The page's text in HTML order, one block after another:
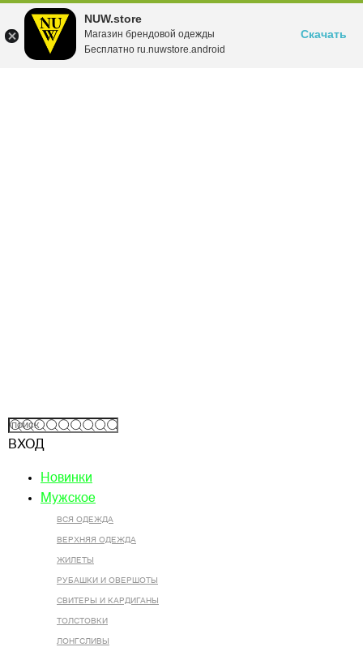
NUW.store
Магазин брендовой одежды
Бесплатно ru.nuwstore.android
Скачать
ВХОД
Новинки
Мужское
ВСЯ ОДЕЖДА
ВЕРХНЯЯ ОДЕЖДА
ЖИЛЕТЫ
РУБАШКИ И ОВЕРШОТЫ
СВИТЕРЫ И КАРДИГАНЫ
ТОЛСТОВКИ
ЛОНГСЛИВЫ